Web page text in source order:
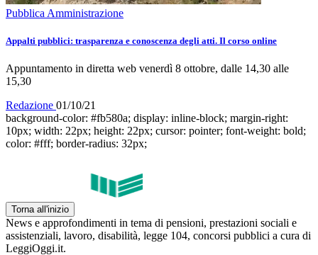
Pubblica Amministrazione
Appalti pubblici: trasparenza e conoscenza degli atti. Il corso online
Appuntamento in diretta web venerdì 8 ottobre, dalle 14,30 alle
15,30
Redazione 01/10/21
background-color: #fb580a; display: inline-block; margin-right:
10px; width: 22px; height: 22px; cursor: pointer; font-weight: bold;
color: #fff; border-radius: 32px;
Torna all'inizio
News e approfondimenti in tema di pensioni, prestazioni sociali e
assistenziali, lavoro, disabilità, legge 104, concorsi pubblici a cura di
LeggiOggi.it.